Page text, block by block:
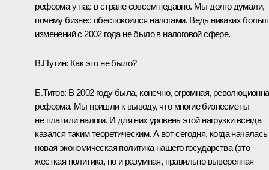
реформа у нас в стране совсем недавно. Мы долго думали,
почему бизнес обеспокоился налогами. Ведь никаких
изменений с 2002 года не было в налоговой сфере.
В.Путин: Как это не было?
Б.Титов: В 2002 году была, конечно, огромная,
реформа. Мы пришли к выводу, что многие бизнесмены
не платили налоги. И для них уровень этой нагрузки всегда
казался таким теоретическим. А вот сегодня, когда началась
новая экономическая политика нашего государства (это
жесткая политика, но и разумная, правильно выверенная